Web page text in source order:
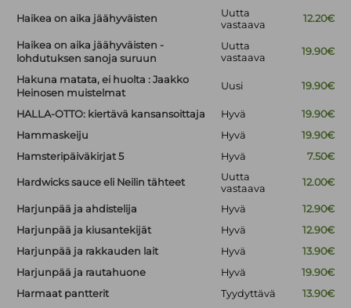
Haikea on aika jäähyväisten
Uutta
vastaava
12.20€
Haikea on aika jäähyväisten -
lohdutuksen sanoja suruun
Uutta
vastaava
19.90€
Hakuna matata, ei huolta : Jaakko
Heinosen muistelmat
Uusi 19.90€
HALLA-OTTO: kiertävä kansansoittaja Hyvä
19.90€
Hammaskeiju
Hyvä
19.90€
Hamsteripäiväkirjat 5
Hyvä 7.50€
Hardwicks sauce eli Neilin tähteet
Uutta
vastaava
12.00€
Harjunpää ja ahdistelija Hyvä
12.90€
Harjunpää ja kiusantekijät
Hyvä
12.90€
Harjunpää ja rakkauden lait
Hyvä
13.90€
Harjunpää ja rautahuone
Hyvä
19.90€
Harmaat pantterit
Tyydyttävä
13.90€